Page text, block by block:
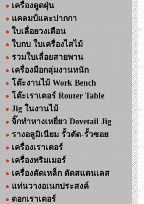
เครื่องดูดฝุ่น
แคลมป์และปากกา
ใบเลื่อยวงเดือน
ใบกบ ใบเครื่องไสไม้
รวมใบเลื่อยสายพาน
เครื่องมือกลุ่มงานหนัก
โต๊ะงานไม้ Work Bench
โต๊ะเราเตอร์ Router Table
Jig ในงานไม้
จิ๊กทำหางเหยี่ยว Dovetail Jig
รางอลูมิเนียม รั้วตัด-รั้วซอย
เครื่องเราเตอร์
เครื่องทริมเมอร์
เครื่องตัดเหล็ก ตัดสแตนเลส
แท่นวางอเนกประสงค์
ดอกเราเตอร์